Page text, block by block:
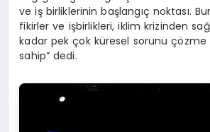
ve iş birliklerinin başlangıç noktası.
fikirler ve işbirlikleri, iklim krizinden
kadar pek çok küresel sorunu
sahip” dedi.